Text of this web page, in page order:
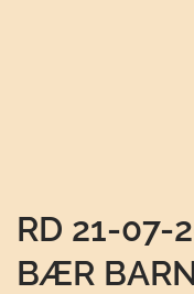
RD 21-07-
BÆR